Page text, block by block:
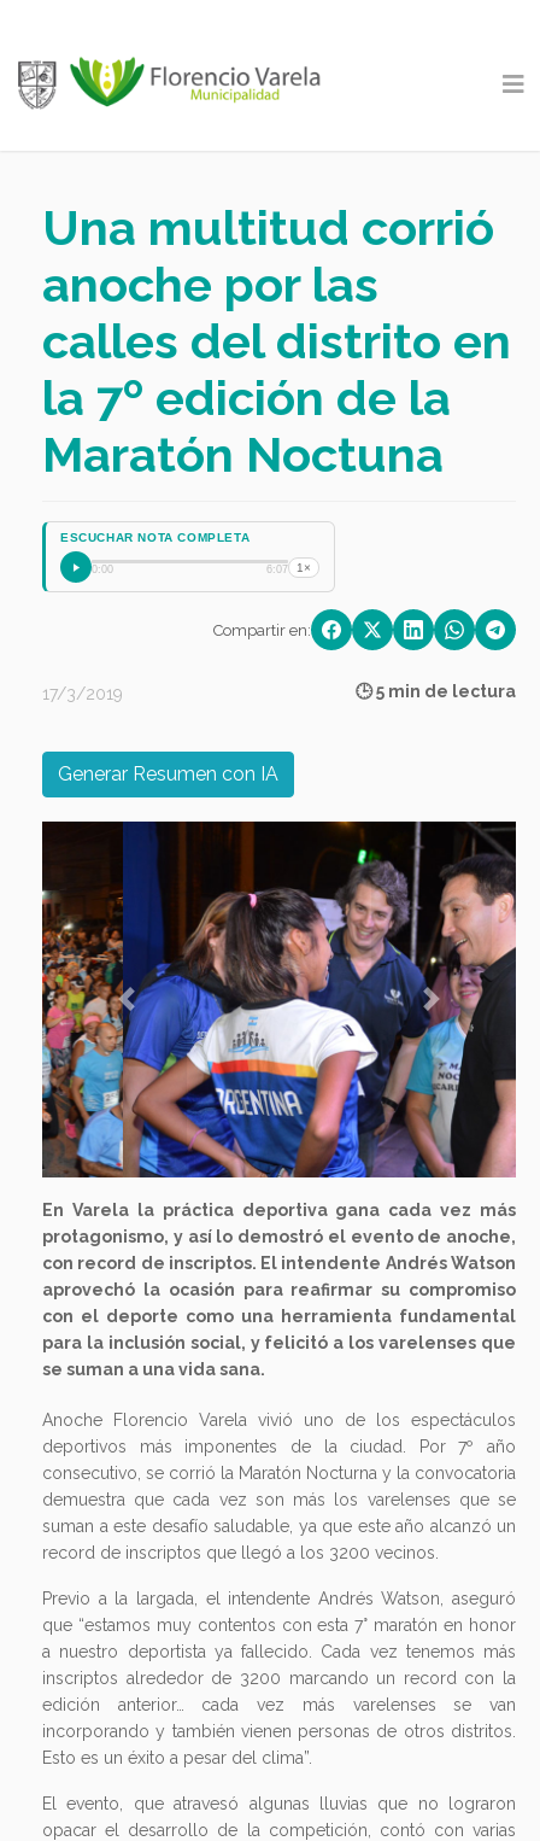
Una multitud corrió
anoche por las
calles del distrito en
la 7º edición de la
Maratón Noctuna
ESCUCHAR NOTA COMPLETA
0:00 6:07 1×
Compartir en:
17/3/2019 🕒 5 min de lectura
Generar Resumen con IA
Previous Next
En Varela la práctica deportiva gana cada vez más
protagonismo, y así lo demostró el evento de anoche,
con record de inscriptos. El intendente Andrés Watson
aprovechó la ocasión para reafirmar su compromiso
con el deporte como una herramienta fundamental
para la inclusión social, y felicitó a los varelenses que
se suman a una vida sana.
Anoche Florencio Varela vivió uno de los espectáculos
deportivos más imponentes de la ciudad. Por 7º año
consecutivo, se corrió la Maratón Nocturna y la convocatoria
demuestra que cada vez son más los varelenses que se
suman a este desafío saludable, ya que este año alcanzó un
record de inscriptos que llegó a los 3200 vecinos.
Previo a la largada, el intendente Andrés Watson, aseguró
que “estamos muy contentos con esta 7° maratón en honor
a nuestro deportista ya fallecido. Cada vez tenemos más
inscriptos alrededor de 3200 marcando un record con la
edición anterior… cada vez más varelenses se van
incorporando y también vienen personas de otros distritos.
Esto es un éxito a pesar del clima”.
El evento, que atravesó algunas lluvias que no lograron
opacar el desarrollo de la competición, contó con varias